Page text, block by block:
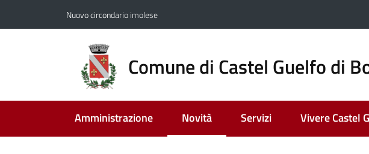
Nuovo circondario imolese
Comune di Castel Guelfo di
Amministrazione Novità
Menu selezionato
Servizi Vivere Castel